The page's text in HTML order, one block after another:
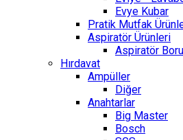
Evye Kubar
Pratik Mutfak
Aspiratör Ürünleri
Aspiratör
Hırdavat
Ampüller
Diğer
Anahtarlar
Big Master
Bosch